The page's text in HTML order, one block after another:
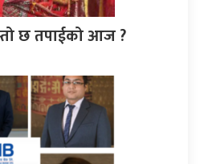
छ तपाईको आज ?